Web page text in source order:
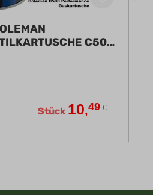
C500
Stück 10,49 €